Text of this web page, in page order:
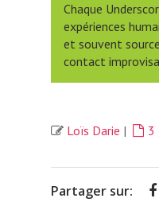
Chaque
expériences
et souvent
contact
Loïs Darie | 3
Partager sur: